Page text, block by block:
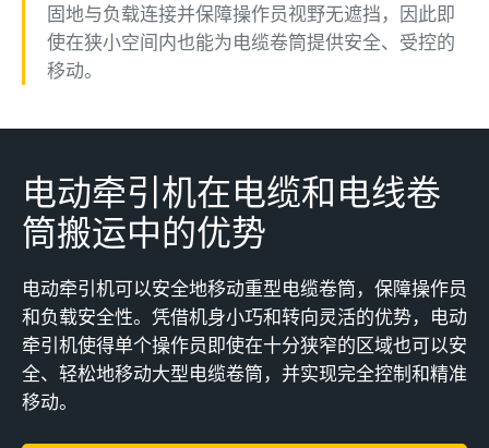
固地与负载连接并保障操作员视野无遮挡，因此即
使在狭小空间内也能为电缆卷筒提供安全、受控的
移动。
电动牵引机在电缆和电线卷
筒搬运中的优势
电动牵引机可以安全地移动重型电缆卷筒，保障操作员
和负载安全性。凭借机身小巧和转向灵活的优势，电动
牵引机使得单个操作员即使在十分狭窄的区域也可以安
全、轻松地移动大型电缆卷筒，并实现完全控制和精准
移动。